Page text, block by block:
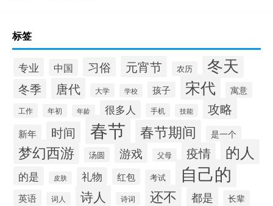
标签
专业 中国 习俗 元宵节 农历 冬天
冬季 唐代 大学 学校 孩子 宋代 寓意
工作 年初 年龄 很多人 手机 技能 攻略
新年 时间 春节 春节期间 是一个
梦幻西游 汤圆 游戏 父母 疫情 的人
的是 皮肤 礼物 红包 考试 自己的
英语 词人 诗人 诗词 还不 都是 长辈